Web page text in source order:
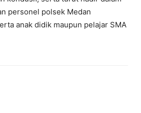
personel polsek Medan
anak didik maupun pelajar SMA